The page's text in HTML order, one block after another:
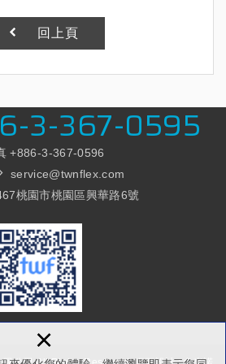
×
回上頁
3-367-0595
+886-3-367-0596
service@twnflex.com
桃園市桃園區興華路6號